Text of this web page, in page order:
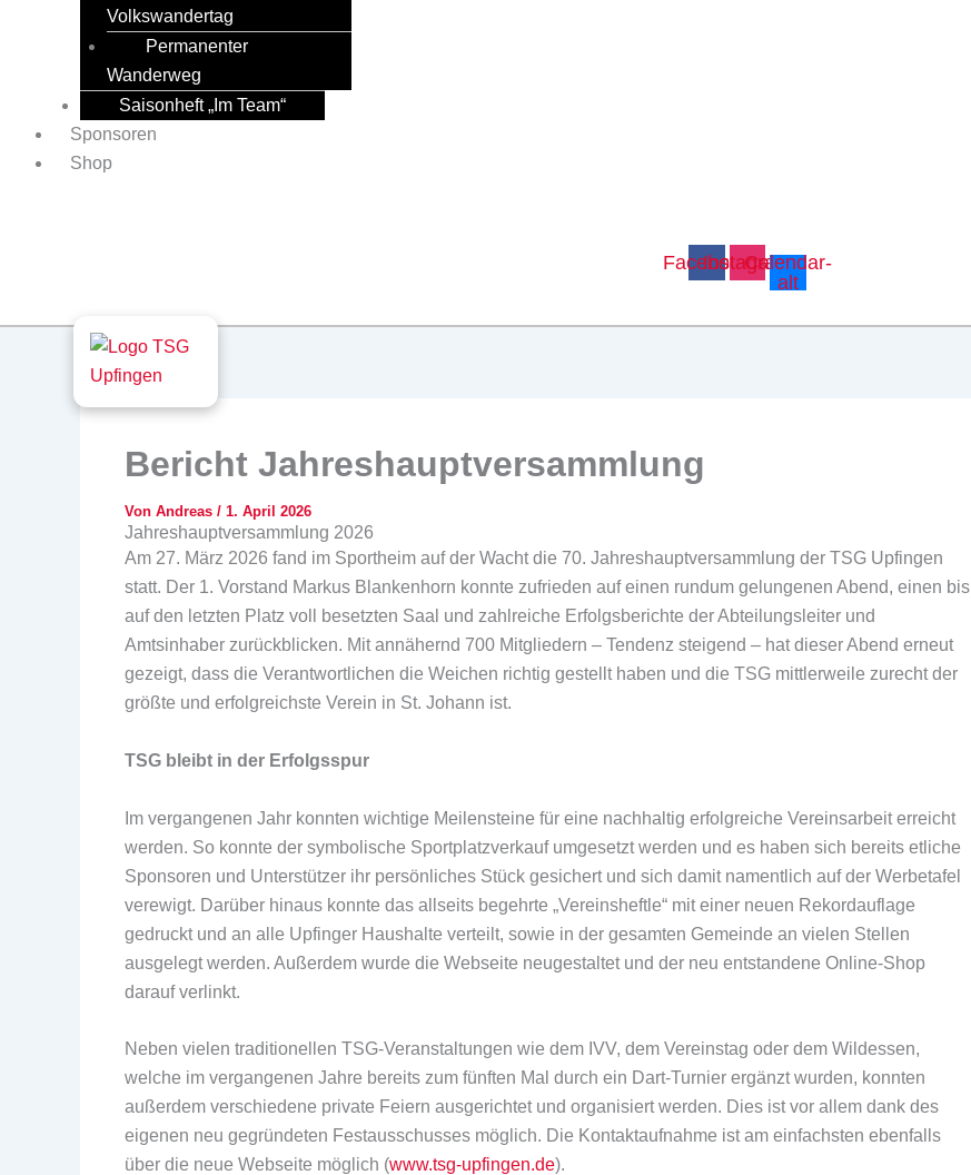
Volkswandertag
Permanenter
Wanderweg
Saisonheft „Im Team“
Sponsoren
Shop
Facebook
Instagram
Calendar-
alt
Bericht Jahreshauptversammlung
Von Andreas / 1. April 2026
Jahreshauptversammlung 2026
Am 27. März 2026 fand im Sportheim auf der Wacht die 70. Jahreshauptversammlung der TSG Upfingen
statt. Der 1. Vorstand Markus Blankenhorn konnte zufrieden auf einen rundum gelungenen Abend, einen bis
auf den letzten Platz voll besetzten Saal und zahlreiche Erfolgsberichte der Abteilungsleiter und
Amtsinhaber zurückblicken. Mit annähernd 700 Mitgliedern – Tendenz steigend – hat dieser Abend erneut
gezeigt, dass die Verantwortlichen die Weichen richtig gestellt haben und die TSG mittlerweile zurecht der
größte und erfolgreichste Verein in St. Johann ist.
TSG bleibt in der Erfolgsspur
Im vergangenen Jahr konnten wichtige Meilensteine für eine nachhaltig erfolgreiche Vereinsarbeit erreicht
werden. So konnte der symbolische Sportplatzverkauf umgesetzt werden und es haben sich bereits etliche
Sponsoren und Unterstützer ihr persönliches Stück gesichert und sich damit namentlich auf der Werbetafel
verewigt. Darüber hinaus konnte das allseits begehrte „Vereinsheftle“ mit einer neuen Rekordauflage
gedruckt und an alle Upfinger Haushalte verteilt, sowie in der gesamten Gemeinde an vielen Stellen
ausgelegt werden. Außerdem wurde die Webseite neugestaltet und der neu entstandene Online-Shop
darauf verlinkt.
Neben vielen traditionellen TSG-Veranstaltungen wie dem IVV, dem Vereinstag oder dem Wildessen,
welche im vergangenen Jahre bereits zum fünften Mal durch ein Dart-Turnier ergänzt wurden, konnten
außerdem verschiedene private Feiern ausgerichtet und organisiert werden. Dies ist vor allem dank des
eigenen neu gegründeten Festausschusses möglich. Die Kontaktaufnahme ist am einfachsten ebenfalls
über die neue Webseite möglich (www.tsg-upfingen.de).